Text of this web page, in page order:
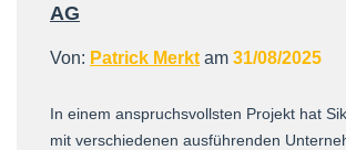
AG
Von: Patrick Merkt am 31/08/2025
In einem anspruchsvollsten Projekt hat
mit verschiedenen ausführenden